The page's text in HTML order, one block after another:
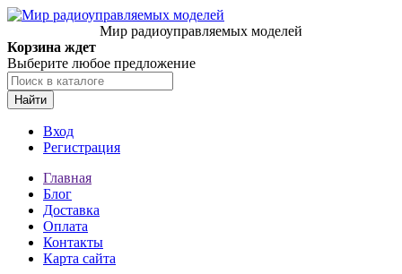
Мир радиоуправляемых моделей
Корзина ждет
Выберите любое предложение
Найти
Вход
Регистрация
Главная
Блог
Доставка
Оплата
Контакты
Карта сайта